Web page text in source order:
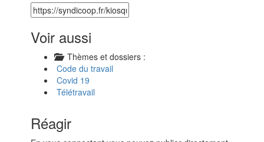
Voir aussi
Thèmes et dossiers :
Code du travail
Covid 19
Télétravail
Réagir